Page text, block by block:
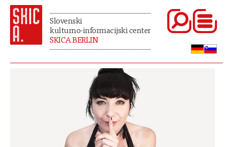
Slovenski
kulturno-informacijski center
SKICA BERLIN